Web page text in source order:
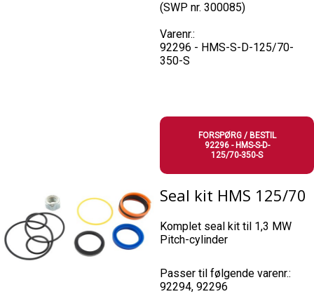
(SWP nr. 300085)
Varenr.:
92296 - HMS-S-D-125/70-
350-S
FORSPØRG / BESTIL
92296 - HMS-S-D-
125/70-350-S
Seal kit HMS 125/70
Komplet seal kit til 1,3 MW
Pitch-cylinder
Passer til følgende varenr.:
92294, 92296